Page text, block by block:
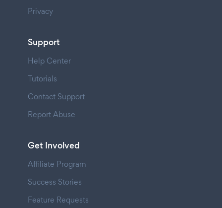
Privacy
Support
Help Center
Tutorials
Contact Support
Report Abuse
Get Involved
Affiliate Program
Success Stories
Feature Requests